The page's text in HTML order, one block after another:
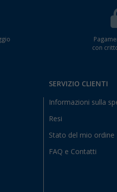
con
SERVIZIO CLIENTI
Informazioni sulla
Resi
Stato del mio ordine
FAQ e Contatti